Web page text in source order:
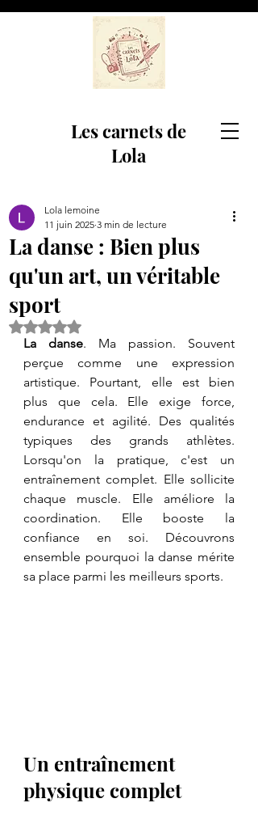
Les carnets de
Lola
La danse : Bien plus
qu'un art, un véritable
sport
Lola lemoine
11 juin 2025 3 min de lecture
Noté NaN étoiles sur 5.
La danse. Ma passion. Souvent
perçue comme une expression
artistique. Pourtant, elle est bien
plus que cela. Elle exige force,
endurance et agilité. Des qualités
typiques des grands athlètes.
Lorsqu'on la pratique, c'est un
entraînement complet. Elle sollicite
chaque muscle. Elle améliore la
coordination. Elle booste la
confiance en soi. Découvrons
ensemble pourquoi la danse mérite
sa place parmi les meilleurs sports.
Un entraînement
physique complet